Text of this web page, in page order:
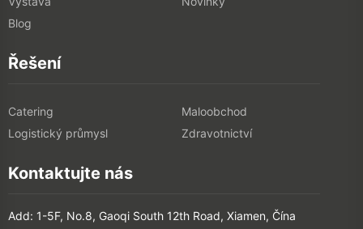
Blog
Řešení
Catering
Maloobchod
Logistický průmysl
Zdravotnictví
Kontaktujte nás
Add: 1-5F, No.8, Gaoqi South 12th Road, Xiamen, Čína